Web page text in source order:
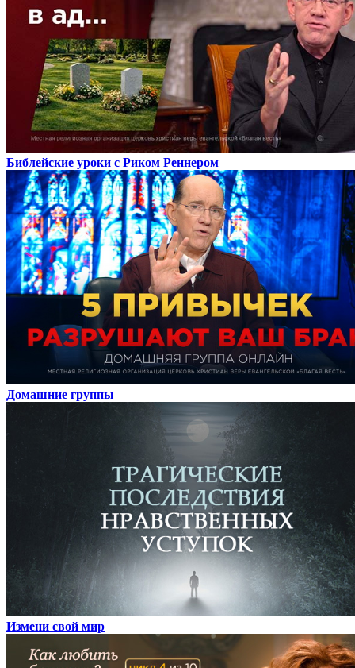
Библейские уроки с Риком Реннером
Домашние группы
Измени свой мир